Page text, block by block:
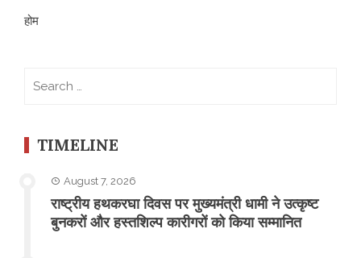
होम
TIMELINE
August 7, 2026
राष्ट्रीय हथकरघा दिवस पर मुख्यमंत्री धामी ने उत्कृष्ट
बुनकरों और हस्तशिल्प कारीगरों को किया सम्मानित